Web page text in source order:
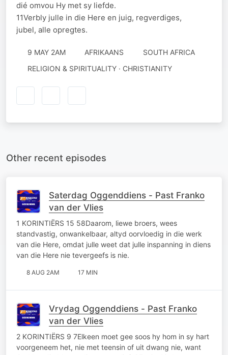
dié omvou Hy met sy liefde.
11Verbly julle in die Here en juig, regverdiges,
jubel, alle opregtes.
9 MAY 2AM AFRIKAANS
SOUTH AFRICA
RELIGION & SPIRITUALITY · CHRISTIANITY
Other recent episodes
Saterdag Oggenddiens - Past Franko
van der Vlies
1 KORINTIËRS 15 58Daarom, liewe broers, wees
standvastig, onwankelbaar, altyd oorvloedig in die werk
van die Here, omdat julle weet dat julle inspanning in diens
van die Here nie tevergeefs is nie.
8 AUG 2AM 17 MIN
Vrydag Oggenddiens - Past Franko
van der Vlies
2 KORINTIËRS 9 7Elkeen moet gee soos hy hom in sy hart
voorgeneem het, nie met teensin of uit dwang nie, want